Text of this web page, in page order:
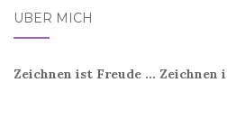
ÜBER MICH
Zeichnen ist Freude ... Zeichnen